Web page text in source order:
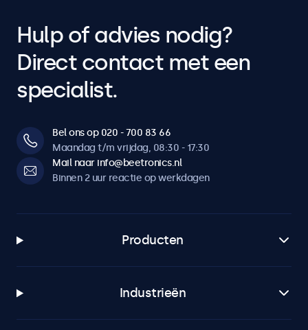
Hulp of advies nodig?
Direct contact met een
specialist.
Bel ons op 020 - 700 83 66
Maandag t/m vrijdag, 08:30 - 17:30
Mail naar info@beetronics.nl
Binnen 2 uur reactie op werkdagen
Producten
Industrieën